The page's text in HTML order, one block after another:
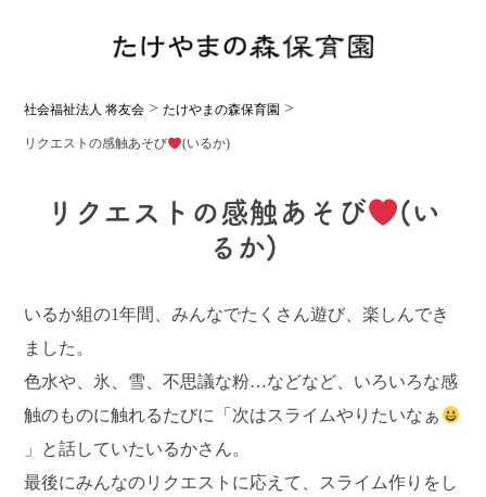
社会福祉法人 将友会 >たけやまの森保育園 >
リクエストの感触あそび (いるか)
リクエストの感触あそび
(い
るか)
いるか組の1年間、みんなでたくさん遊び、楽しんでき
ました。
色水や、氷、雪、不思議な粉…などなど、いろいろな感
触のものに触れるたびに「次はスライムやりたいなぁ
」と話していたいるかさん。
最後にみんなのリクエストに応えて、スライム作りをし